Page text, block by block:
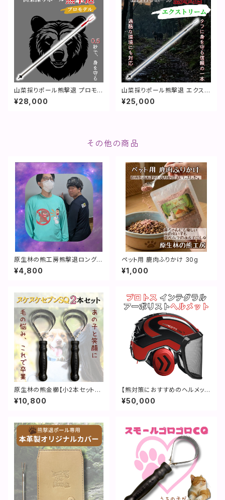
山菜採りポール熊撃退 プロモデ
ル【特許取得】
¥28,000
山菜採りポール熊撃退 エクスト
リーム【特許取得】
¥25,000
その他の商品
原生林の熊工房熊撃退ロングテ
ィ~シャツ
¥4,800
ペット用 鹿肉ふりかけ 30g
¥1,000
原生林の熊金櫛【小2本セット】
ヌケヌケセブンSQ
¥10,800
【熊対策におすすめのヘルメッ
ト】 プロトス インテグラル アー
ボリスト ヘルメット / ファナー
¥50,000